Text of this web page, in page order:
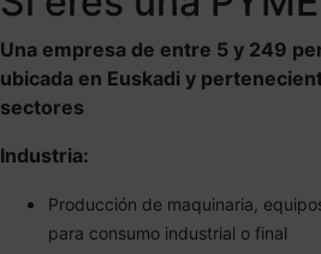
Una empresa de entre 5 y 249
ubicada en Euskadi y
sectores
Industria:
Producción de maquinaria,
para consumo industrial o final